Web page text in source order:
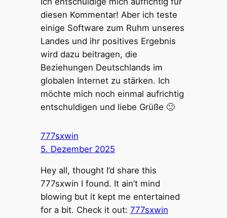
diesen Kommentar! Aber ich teste
einige Software zum Ruhm unseres
Landes und ihr positives Ergebnis
wird dazu beitragen, die
Beziehungen Deutschlands im
globalen Internet zu stärken. Ich
möchte mich noch einmal aufrichtig
entschuldigen und liebe Grüße 🙂
777sxwin
5. Dezember 2025
Hey all, thought I’d share this
777sxwin I found. It ain’t mind
blowing but it kept me entertained
for a bit. Check it out: 777sxwin